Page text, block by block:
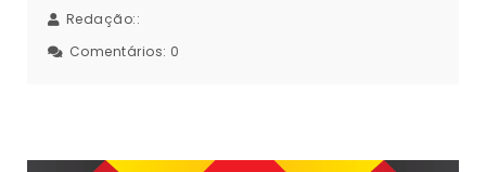
Redação::
Comentários: 0